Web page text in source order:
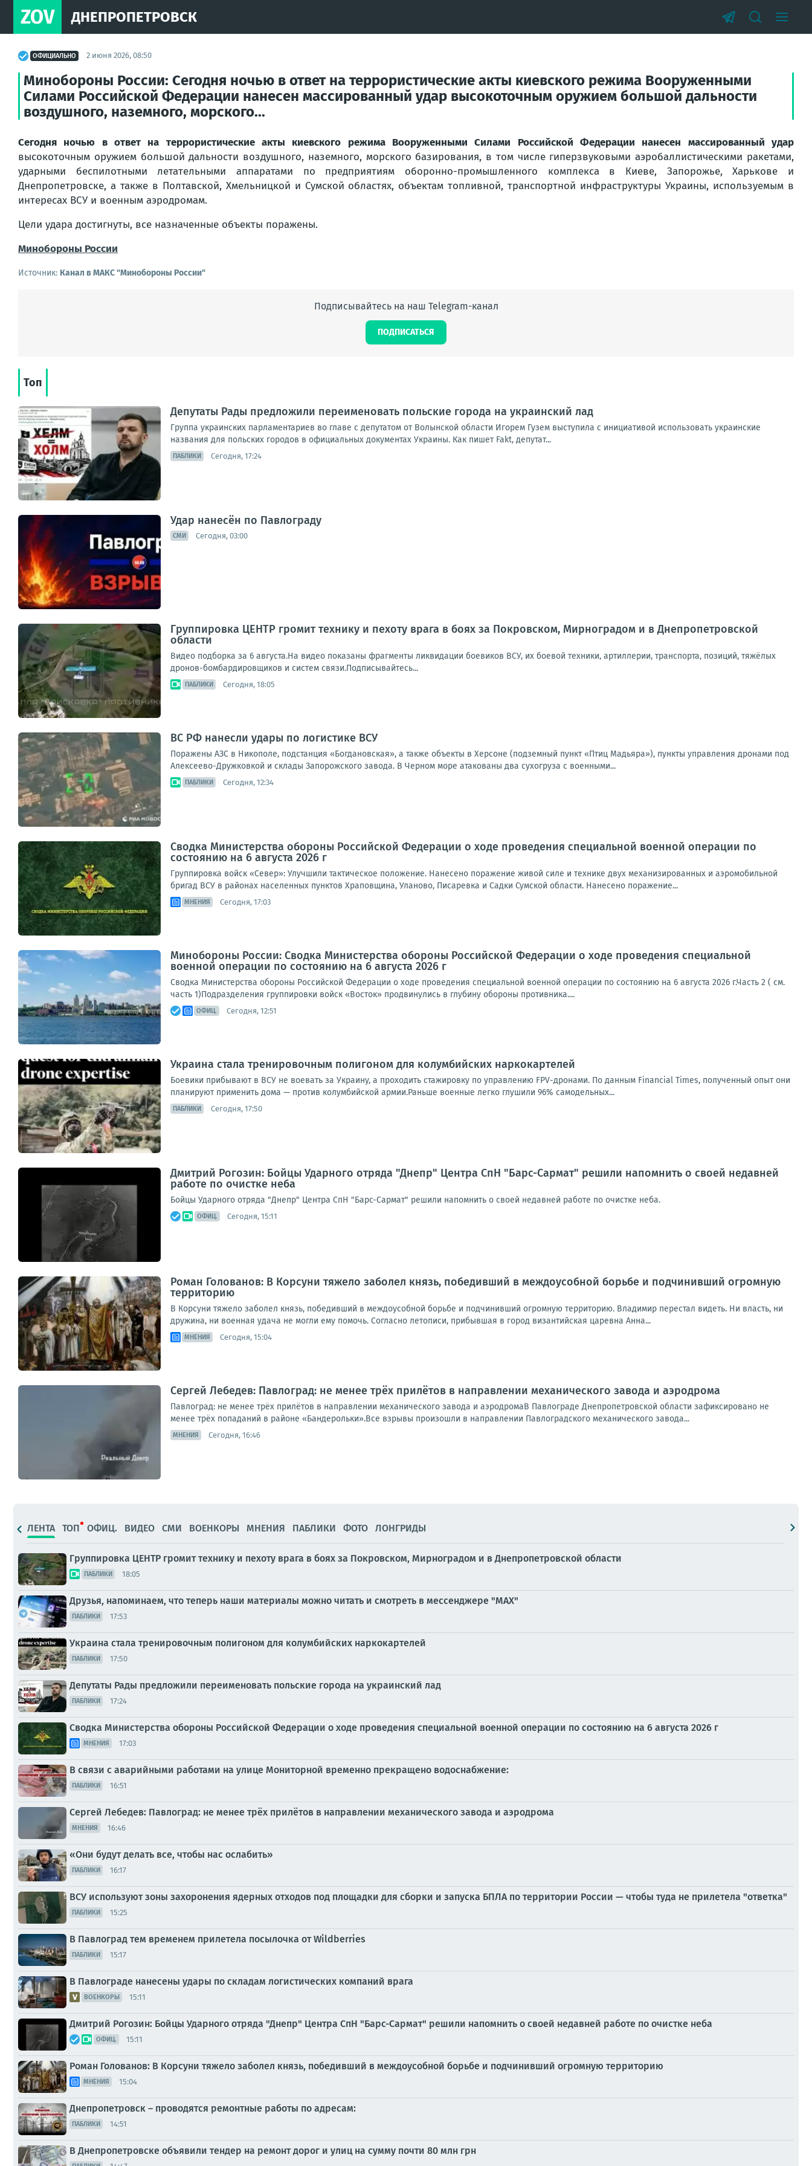
ZOV ДНЕПРОПЕТРОВСК
ОФИЦИАЛЬНО 2 июня 2026, 08:50
Минобороны России: Сегодня ночью в ответ на террористические акты киевского режима Вооруженными
Силами Российской Федерации нанесен массированный удар высокоточным оружием большой дальности
воздушного, наземного, морского...
Сегодня ночью в ответ на террористические акты киевского режима Вооруженными Силами Российской Федерации нанесен массированный удар
высокоточным оружием большой дальности воздушного, наземного, морского базирования, в том числе гиперзвуковыми аэробаллистическими ракетами,
ударными беспилотными летательными аппаратами по предприятиям оборонно-промышленного комплекса в Киеве, Запорожье, Харькове и
Днепропетровске, а также в Полтавской, Хмельницкой и Сумской областях, объектам топливной, транспортной инфраструктуры Украины, используемым в
интересах ВСУ и военным аэродромам.
Цели удара достигнуты, все назначенные объекты поражены.
Минобороны России
Источник: Канал в МАКС "Минобороны России"
Подписывайтесь на наш Telegram-канал
ПОДПИСАТЬСЯ
Топ
Депутаты Рады предложили переименовать польские города на украинский лад
Группа украинских парламентариев во главе с депутатом от Волынской области Игорем Гузем выступила с инициативой использовать украинские
названия для польских городов в официальных документах Украины. Как пишет Fakt, депутат...
ПАБЛИКИ Сегодня, 17:24
Удар нанесён по Павлограду
СМИ Сегодня, 03:00
Группировка ЦЕНТР громит технику и пехоту врага в боях за Покровском, Мирноградом и в Днепропетровской
области
Видео подборка за 6 августа.На видео показаны фрагменты ликвидации боевиков ВСУ, их боевой техники, артиллерии, транспорта, позиций, тяжёлых
дронов-бомбардировщиков и систем связи.Подписывайтесь...
ПАБЛИКИ Сегодня, 18:05
ВС РФ нанесли удары по логистике ВСУ
Поражены АЗС в Никополе, подстанция «Богдановская», а также объекты в Херсоне (подземный пункт «Птиц Мадьяра»), пункты управления дронами под
Алексеево-Дружковкой и склады Запорожского завода. В Черном море атакованы два сухогруза с военными...
ПАБЛИКИ Сегодня, 12:34
Сводка Министерства обороны Российской Федерации о ходе проведения специальной военной операции по
состоянию на 6 августа 2026 г
Группировка войск «Север»: Улучшили тактическое положение. Нанесено поражение живой силе и технике двух механизированных и аэромобильной
бригад ВСУ в районах населенных пунктов Храповщина, Уланово, Писаревка и Садки Сумской области. Нанесено поражение...
МНЕНИЯ Сегодня, 17:03
Минобороны России: Сводка Министерства обороны Российской Федерации о ходе проведения специальной
военной операции по состоянию на 6 августа 2026 г
Сводка Министерства обороны Российской Федерации о ходе проведения специальной военной операции по состоянию на 6 августа 2026 г.Часть 2 ( см.
часть 1)Подразделения группировки войск «Восток» продвинулись в глубину обороны противника....
ОФИЦ. Сегодня, 12:51
Украина стала тренировочным полигоном для колумбийских наркокартелей
Боевики прибывают в ВСУ не воевать за Украину, а проходить стажировку по управлению FPV-дронами. По данным Financial Times, полученный опыт они
планируют применить дома — против колумбийской армии.Раньше военные легко глушили 96% самодельных...
ПАБЛИКИ Сегодня, 17:50
Дмитрий Рогозин: Бойцы Ударного отряда "Днепр" Центра СпН "Барс-Сармат" решили напомнить о своей недавней
работе по очистке неба
Бойцы Ударного отряда "Днепр" Центра СпН "Барс-Сармат" решили напомнить о своей недавней работе по очистке неба.
ОФИЦ. Сегодня, 15:11
Роман Голованов: В Корсуни тяжело заболел князь, победивший в междоусобной борьбе и подчинивший огромную
территорию
В Корсуни тяжело заболел князь, победивший в междоусобной борьбе и подчинивший огромную территорию. Владимир перестал видеть. Ни власть, ни
дружина, ни военная удача не могли ему помочь. Согласно летописи, прибывшая в город византийская царевна Анна...
МНЕНИЯ Сегодня, 15:04
Сергей Лебедев: Павлоград: не менее трёх прилётов в направлении механического завода и аэродрома
Павлоград: не менее трёх прилётов в направлении механического завода и аэродромаВ Павлограде Днепропетровской области зафиксировано не
менее трёх попаданий в районе «Бандерольки».Все взрывы произошли в направлении Павлоградского механического завода...
МНЕНИЯ Сегодня, 16:46
ЛЕНТА ТОП ОФИЦ. ВИДЕО СМИ ВОЕНКОРЫ МНЕНИЯ ПАБЛИКИ ФОТО ЛОНГРИДЫ
Группировка ЦЕНТР громит технику и пехоту врага в боях за Покровском, Мирноградом и в Днепропетровской области
ПАБЛИКИ 18:05
Друзья, напоминаем, что теперь наши материалы можно читать и смотреть в мессенджере "МАХ"
ПАБЛИКИ 17:53
Украина стала тренировочным полигоном для колумбийских наркокартелей
ПАБЛИКИ 17:50
Депутаты Рады предложили переименовать польские города на украинский лад
ПАБЛИКИ 17:24
Сводка Министерства обороны Российской Федерации о ходе проведения специальной военной операции по состоянию на 6 августа 2026 г
МНЕНИЯ 17:03
В связи с аварийными работами на улице Мониторной временно прекращено водоснабжение:
ПАБЛИКИ 16:51
Сергей Лебедев: Павлоград: не менее трёх прилётов в направлении механического завода и аэродрома
МНЕНИЯ 16:46
«Они будут делать все, чтобы нас ослабить»
ПАБЛИКИ 16:17
ВСУ используют зоны захоронения ядерных отходов под площадки для сборки и запуска БПЛА по территории России — чтобы туда не прилетела "ответка"
ПАБЛИКИ 15:25
В Павлоград тем временем прилетела посылочка от Wildberries
ПАБЛИКИ 15:17
В Павлограде нанесены удары по складам логистических компаний врага
ВОЕНКОРЫ 15:11
Дмитрий Рогозин: Бойцы Ударного отряда "Днепр" Центра СпН "Барс-Сармат" решили напомнить о своей недавней работе по очистке неба
ОФИЦ. 15:11
Роман Голованов: В Корсуни тяжело заболел князь, победивший в междоусобной борьбе и подчинивший огромную территорию
МНЕНИЯ 15:04
Днепропетровск – проводятся ремонтные работы по адресам:
ПАБЛИКИ 14:51
В Днепропетровске объявили тендер на ремонт дорог и улиц на сумму почти 80 млн грн